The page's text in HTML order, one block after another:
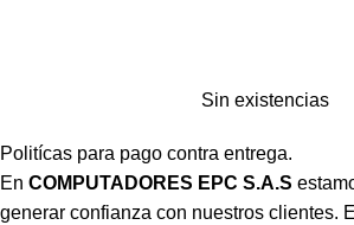
Sin existencias
Politícas para pago contra entrega.
En COMPUTADORES EPC S.A.S
generar confianza con nuestros clientes.